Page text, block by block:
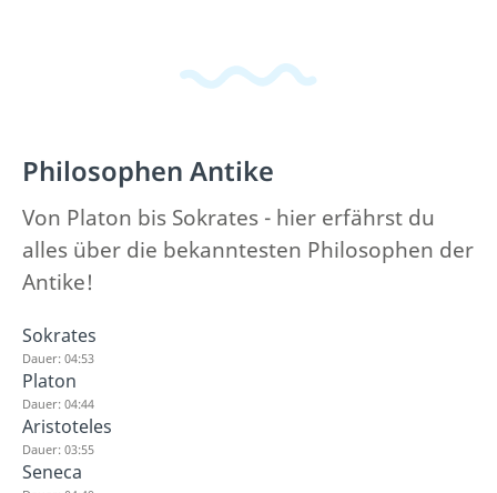
Philosophen Antike
Von Platon bis Sokrates - hier erfährst du
alles über die bekanntesten Philosophen der
Antike!
Sokrates
Dauer: 04:53
Platon
Dauer: 04:44
Aristoteles
Dauer: 03:55
Seneca